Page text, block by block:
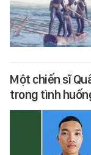
Một chiến sĩ
trong tình